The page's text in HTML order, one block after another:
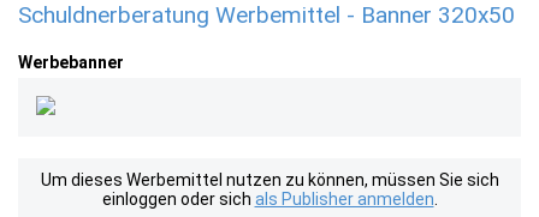
Schuldnerberatung Werbemittel - Banner 320x50
Werbebanner
Um dieses Werbemittel nutzen zu können, müssen Sie sich
einloggen oder sich als Publisher anmelden